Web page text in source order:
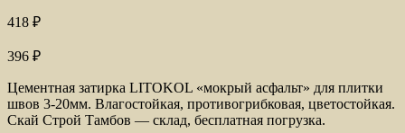
418 ₽
396 ₽
Цементная затирка LITOKOL «мокрый асфальт» для плитки
швов 3-20мм. Влагостойкая, противогрибковая, цветостойкая.
Скай Строй Тамбов — склад, бесплатная погрузка.